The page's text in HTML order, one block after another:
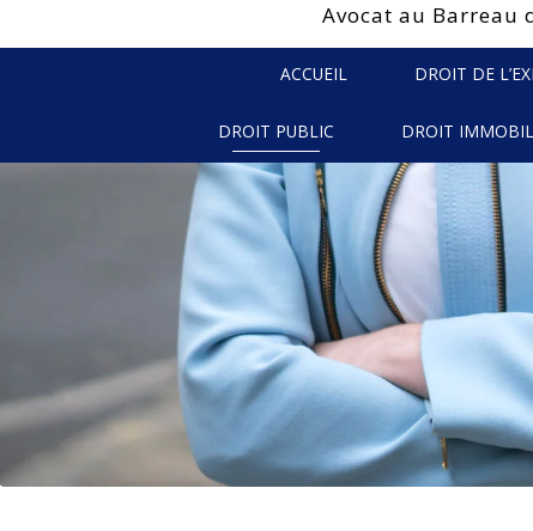
Avocat au Barreau
ACCUEIL DROIT DE
DROIT PUBLIC DROIT